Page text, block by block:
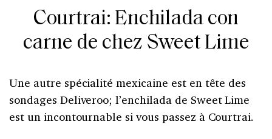
Courtrai: Enchilada con
carne de chez Sweet Lime
Une autre spécialité mexicaine est en tête des
sondages Deliveroo; l’enchilada de Sweet Lime
est un incontournable si vous passez à Courtrai.